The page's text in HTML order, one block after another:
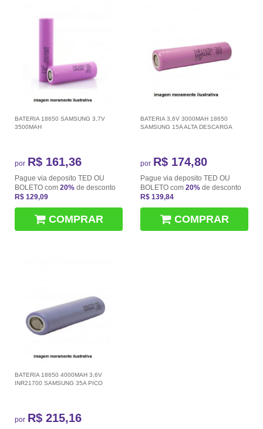
BATERIA 18650 SAMSUNG 3,7V
3500MAH
por R$ 161,36
Pague via deposito TED OU
BOLETO com 20% de desconto
R$ 129,09
COMPRAR
BATERIA 3,6V 3000MAH 18650
SAMSUNG 15A ALTA DESCARGA
por R$ 174,80
Pague via deposito TED OU
BOLETO com 20% de desconto
R$ 139,84
COMPRAR
BATERIA 18650 4000MAH 3,6V
INR21700 SAMSUNG 35A PICO
por R$ 215,16